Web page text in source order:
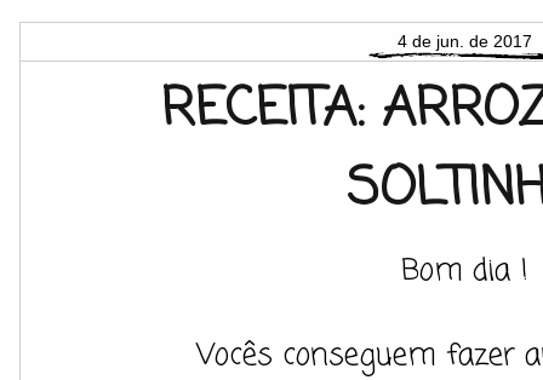
4 de jun. de 2017
RECEITA:
Bom dia !
Vocês conseguem fazer